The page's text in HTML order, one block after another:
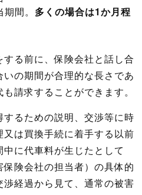
間。 多くの場合は1か月程
る前に、保険会社と話し合
の期間が合理的な長さであ
請求することができます。
るための説明、交渉等に時
は買換手続に着手する以前
に代車料が生じたとして
険会社の担当者）の具体的
経過から見て、通常の被害